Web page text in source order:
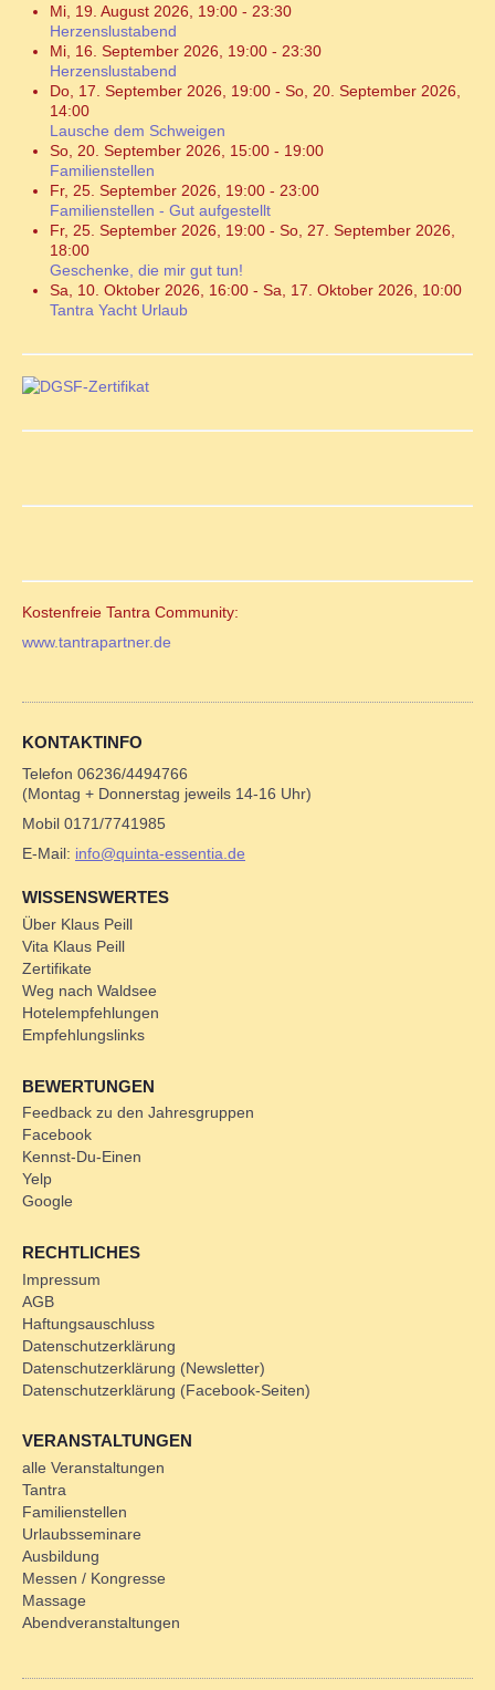
Mi, 19. August 2026 19:00 - 23:30
Herzenslustabend
Mi, 16. September 2026
19:00 - 23:30
Herzenslustabend
Do, 17. September 2026
19:00 - So, 20. September 2026
14:00
Lausche dem Schweigen
So, 20. September 2026
15:00 - 19:00
Familienstellen
Fr, 25. September 2026
19:00 - 23:00
Familienstellen - Gut aufgestellt
Fr, 25. September 2026
19:00 - So, 27. September 2026
18:00
Geschenke, die mir gut tun!
Sa, 10. Oktober 2026
16:00 - Sa, 17. Oktober 2026
10:00
Tantra Yacht Urlaub
Kostenfreie Tantra Community:
www.tantrapartner.de
KONTAKTINFO
Telefon 06236/4494766
(Montag + Donnerstag jeweils 14-16 Uhr)
Mobil 0171/7741985
E-Mail: info@quinta-essentia.de
WISSENSWERTES
Über Klaus Peill
Vita Klaus Peill
Zertifikate
Weg nach Waldsee
Hotelempfehlungen
Empfehlungslinks
BEWERTUNGEN
Feedback zu den Jahresgruppen
Facebook
Kennst-Du-Einen
Yelp
Google
RECHTLICHES
Impressum
AGB
Haftungsauschluss
Datenschutzerklärung
Datenschutzerklärung (Newsletter)
Datenschutzerklärung (Facebook-Seiten)
VERANSTALTUNGEN
alle Veranstaltungen
Tantra
Familienstellen
Urlaubsseminare
Ausbildung
Messen / Kongresse
Massage
Abendveranstaltungen